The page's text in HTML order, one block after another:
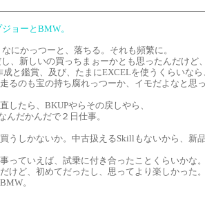
ジョーとBMW。
にかっつーと、落ちる。それも頻繁に。
、新しいの買っちまぉーかとも思ったんだけど、
成と鑑賞、及び、たまにEXCELを使うくらいなら
るのも宝の持ち腐れっつーか、イモだよなと思っ
したら、BKUPやらその戻しやら、
んだかんだで２日仕事。
うしかないか。中古扱えるSkillもないから、新
っていえば、試乗に付き合ったことくらいかな。
けど、初めてだったし、思ってより楽しかった。
。